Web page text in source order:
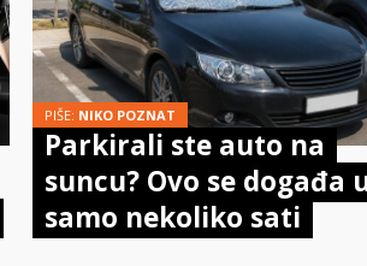
PIŠE: NIKO POZNAT
Parkirali ste auto na
suncu? Ovo se događa
samo nekoliko sati